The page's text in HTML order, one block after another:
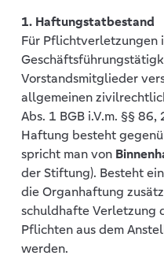
1. Haftungstatbestand
Für Pflichtverletzungen
Vorstandsmitglieder
allgemeinen
Abs. 1 BGB i.V.m. §§
Haftung besteht
spricht man von
der Stiftung). Besteht
die Organhaftung
schuldhafte Verletzung
Pflichten aus dem
werden.